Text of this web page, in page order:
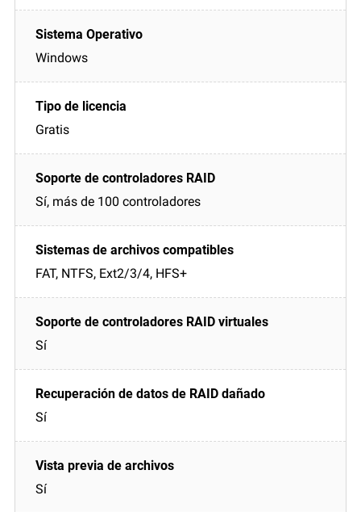
Windows
Gratis
Sí, más de 100 controladores
FAT, NTFS, Ext2/3/4, HFS+
Sí
Sí
Sí